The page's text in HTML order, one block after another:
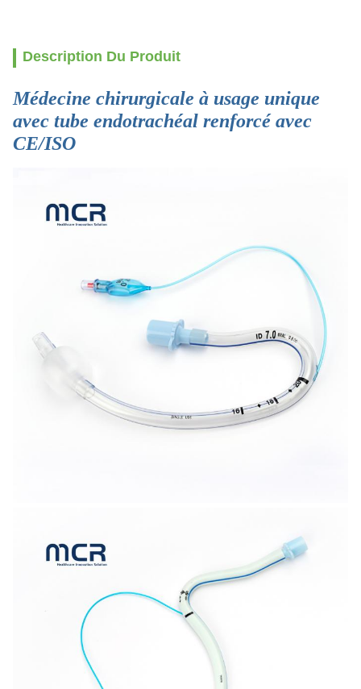
Description Du Produit
Médecine chirurgicale à usage unique
avec tube endotrachéal renforcé avec
CE/ISO